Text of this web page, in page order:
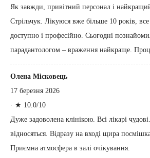
Як завжди, привітний персонал і
Стрільчук. Лікуюся вже більше 10 років,
доступно і професійно. Сьогодні
парадантологом – враження найкраще.
Олена Місковець
17 березня 2026
· ★ 10.0/10
Дуже задоволена клінікою. Всі лікарі
відносяться. Відразу на вході щира
Приємна атмосфера в залі очікування.